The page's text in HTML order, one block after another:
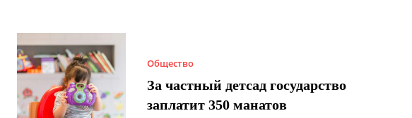
Общество
За частный детсад государство
заплатит 350 манатов